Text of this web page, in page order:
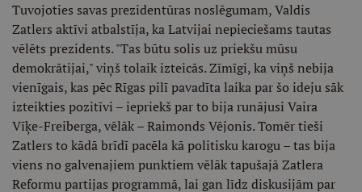
Tuvojoties savas prezidentūras noslēgumam, Valdis
Zatlers aktīvi atbalstīja, ka Latvijai nepieciešams tautas
vēlēts prezidents. "Tas būtu solis uz priekšu mūsu
demokrātijai," viņš tolaik izteicās. Zīmīgi, ka viņš nebija
vienīgais, kas pēc Rīgas pilī pavadīta laika par šo ideju sāk
izteikties pozitīvi – iepriekš par to bija runājusi Vaira
Vīķe-Freiberga, vēlāk – Raimonds Vējonis. Tomēr tieši
Zatlers to kādā brīdī pacēla kā politisku karogu – tas bija
viens no galvenajiem punktiem vēlāk tapušajā Zatlera
Reformu partijas programmā, lai gan līdz diskusijām par